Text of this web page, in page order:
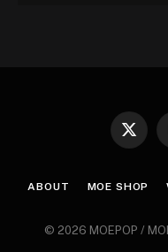
X
ABOUT MOE SHOP
© 2026 MOEPOP /